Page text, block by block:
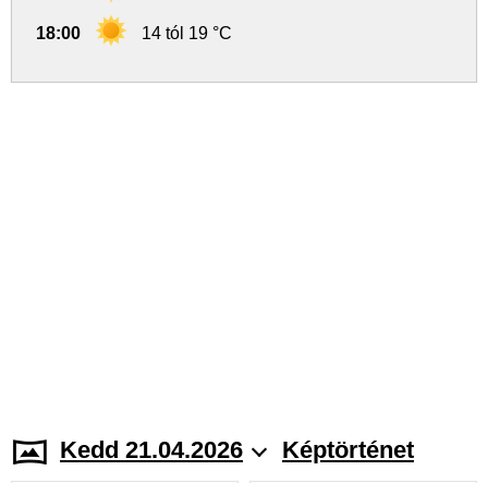
18:00 14 tól 19 °C
Kedd 21.04.2026 Képtörténet